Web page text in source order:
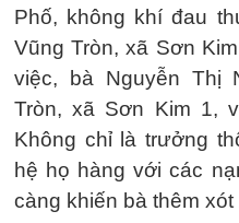
Phố, không khí đau
Vũng Tròn, xã Sơn
việc, bà Nguyễn Thị
Tròn, xã Sơn Kim 1,
Không chỉ là trưởng
hệ họ hàng với các
càng khiến bà thêm xót